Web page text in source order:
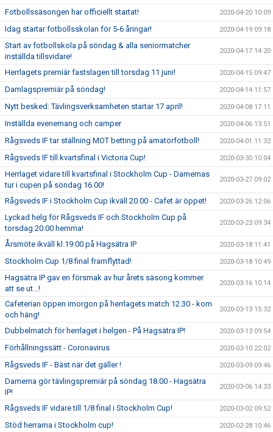
Fotbollssäsongen har officiellt startat! 2020-04-20 10:09
Idag startar fotbollsskolan för 5-6 åringar! 2020-04-19 09:18
Start av fotbollskola på söndag & alla seniormatcher
inställda tillsvidare!
2020-04-17 14:20
Herrlagets premiär fastslagen till torsdag 11 juni! 2020-04-15 09:47
Damlagspremiär på söndag! 2020-04-14 11:57
Nytt besked: Tävlingsverksamheten startar 17 april! 2020-04-08 17:11
Inställda evenemang och camper 2020-04-06 13:51
Rågsveds IF tar ställning MOT betting på amatörfotboll! 2020-04-01 11:32
Rågsveds IF till kvartsfinal i Victoria Cup! 2020-03-30 10:04
Herrlaget vidare till kvartsfinal i Stockholm Cup - Damernas
tur i cupen på söndag 16.00!
2020-03-27 09:02
Rågsveds IF i Stockholm Cup ikväll 20.00 - Cafet är öppet! 2020-03-26 12:06
Lyckad helg för Rågsveds IF och Stockholm Cup på
torsdag 20.00 hemma!
2020-03-23 09:34
Årsmöte ikväll kl.19:00 på Hagsätra IP 2020-03-18 11:41
Stockholm Cup 1/8 final framflyttad! 2020-03-18 10:49
Hagsätra IP gav en försmak av hur årets säsong kommer
att se ut...!
2020-03-16 10:14
Cafeterian öppen imorgon på herrlagets match 12.30 - kom
och häng!
2020-03-13 15:32
Dubbelmatch för herrlaget i helgen - På Hagsätra IP! 2020-03-13 09:54
Förhållningssätt - Coronavirus 2020-03-10 22:02
Rågsveds IF - Bäst när det gäller ! 2020-03-09 09:46
Damerna gör tävlingspremiär på söndag 18.00 - Hagsätra
IP!
2020-03-06 14:33
Rågsveds IF vidare till 1/8 final i Stockholm Cup! 2020-03-02 09:52
Stöd herrarna i Stockholm cup! 2020-02-28 10:46